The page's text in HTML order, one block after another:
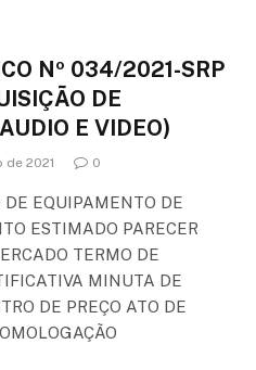
Nº 034/2021-SRP
DE
E VIDEO)
2021 0
DE EQUIPAMENTO DE
ESTIMADO PARECER
TERMO DE
MINUTA DE
DE PREÇO ATO DE